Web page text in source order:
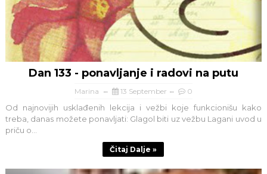
Dan 133 - ponavljanje i radovi na putu
Marina 13 September 0
Od najnovijih usklađenih lekcija i vežbi koje funkcionišu kako
treba, danas možete ponavljati: Glagol biti uz vežbu Lagani uvod u
priču o...
Čitaj Dalje »